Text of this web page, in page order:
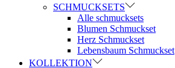
SCHMUCKSETS
Alle schmucksets
Blumen Schmuckset
Herz Schmuckset
Lebensbaum Schmuckset
KOLLEKTION